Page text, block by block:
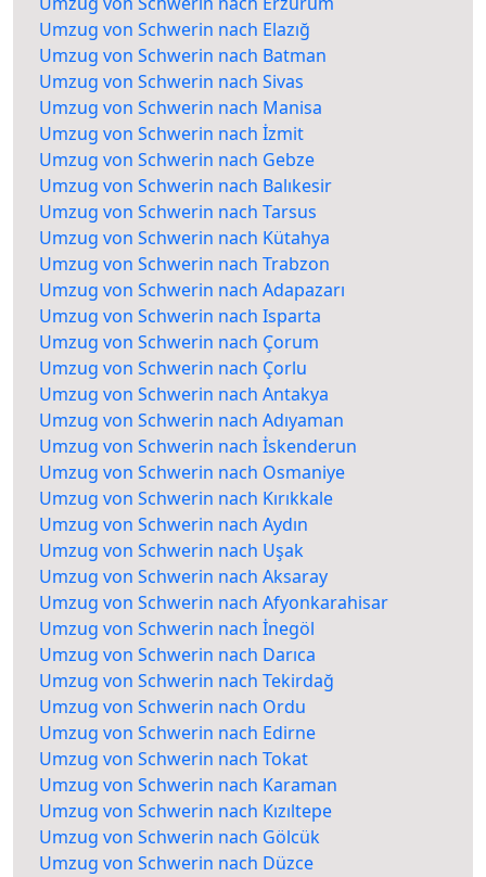
Umzug von Schwerin nach Elazığ
Umzug von Schwerin nach Batman
Umzug von Schwerin nach Sivas
Umzug von Schwerin nach Manisa
Umzug von Schwerin nach İzmit
Umzug von Schwerin nach Gebze
Umzug von Schwerin nach Balıkesir
Umzug von Schwerin nach Tarsus
Umzug von Schwerin nach Kütahya
Umzug von Schwerin nach Trabzon
Umzug von Schwerin nach Adapazarı
Umzug von Schwerin nach Isparta
Umzug von Schwerin nach Çorum
Umzug von Schwerin nach Çorlu
Umzug von Schwerin nach Antakya
Umzug von Schwerin nach Adıyaman
Umzug von Schwerin nach İskenderun
Umzug von Schwerin nach Osmaniye
Umzug von Schwerin nach Kırıkkale
Umzug von Schwerin nach Aydın
Umzug von Schwerin nach Uşak
Umzug von Schwerin nach Aksaray
Umzug von Schwerin nach Afyonkarahisar
Umzug von Schwerin nach İnegöl
Umzug von Schwerin nach Darıca
Umzug von Schwerin nach Tekirdağ
Umzug von Schwerin nach Ordu
Umzug von Schwerin nach Edirne
Umzug von Schwerin nach Tokat
Umzug von Schwerin nach Karaman
Umzug von Schwerin nach Kızıltepe
Umzug von Schwerin nach Gölcük
Umzug von Schwerin nach Düzce